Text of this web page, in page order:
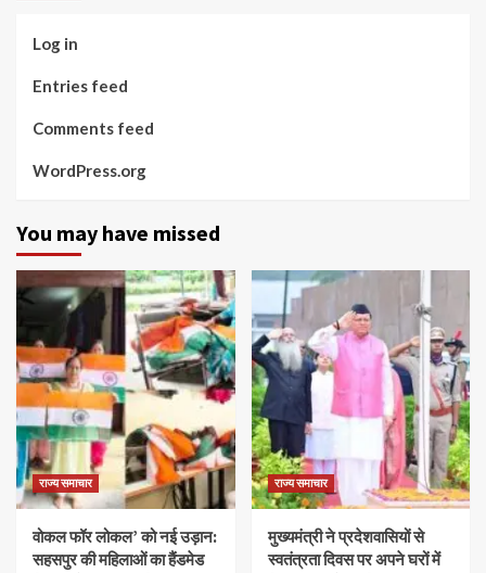
Log in
Entries feed
Comments feed
WordPress.org
You may have missed
राज्य समाचार
वोकल फॉर लोकल’ को नई उड़ान:
सहसपुर की महिलाओं का हैंडमेड
राज्य समाचार
मुख्यमंत्री ने प्रदेशवासियों से
स्वतंत्रता दिवस पर अपने घरों में